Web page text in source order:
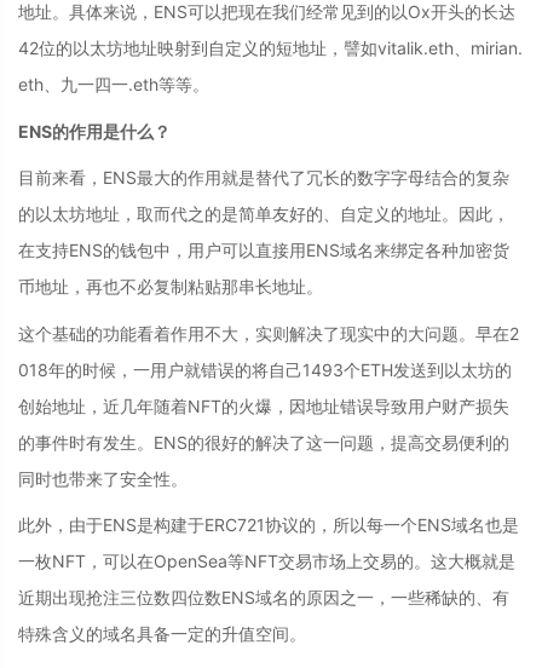
地址。具体来说，ENS可以把现在我们经常见到的以Ox开头的长达
42位的以太坊地址映射到自定义的短地址，譬如vitalik.eth、mirian.
eth、九一四一.eth等等。
ENS的作用是什么？
目前来看，ENS最大的作用就是替代了冗长的数字字母结合的复杂
的以太坊地址，取而代之的是简单友好的、自定义的地址。因此，
在支持ENS的钱包中，用户可以直接用ENS域名来绑定各种加密货
币地址，再也不必复制粘贴那串长地址。
这个基础的功能看着作用不大，实则解决了现实中的大问题。早在2
018年的时候，一用户就错误的将自己1493个ETH发送到以太坊的
创始地址，近几年随着NFT的火爆，因地址错误导致用户财产损失
的事件时有发生。ENS的很好的解决了这一问题，提高交易便利的
同时也带来了安全性。
此外，由于ENS是构建于ERC721协议的，所以每一个ENS域名也是
一枚NFT，可以在OpenSea等NFT交易市场上交易的。这大概就是
近期出现抢注三位数四位数ENS域名的原因之一，一些稀缺的、有
特殊含义的域名具备一定的升值空间。